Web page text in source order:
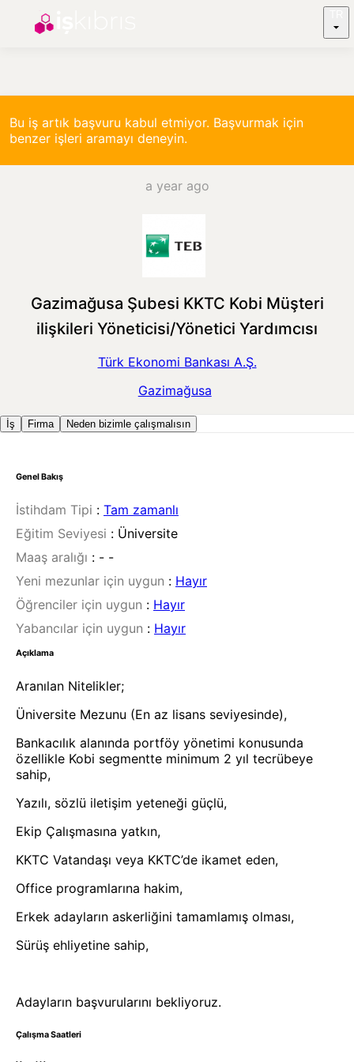
Bu iş artık başvuru kabul etmiyor. Başvurmak için
benzer işleri aramayı deneyin.
a year ago
Gazimağusa Şubesi KKTC Kobi Müşteri
ilişkileri Yöneticisi/Yönetici Yardımcısı
Türk Ekonomi Bankası A.Ş.
Gazimağusa
İş Firma Neden bizimle çalışmalısın
Genel Bakış
İstihdam Tipi : Tam zamanlı
Eğitim Seviyesi : Üniversite
Maaş aralığı : - -
Yeni mezunlar için uygun : Hayır
Öğrenciler için uygun : Hayır
Yabancılar için uygun : Hayır
Açıklama
Aranılan Nitelikler;
Üniversite Mezunu (En az lisans seviyesinde),
Bankacılık alanında portföy yönetimi konusunda
özellikle Kobi segmentte minimum 2 yıl tecrübeye
sahip,
Yazılı, sözlü iletişim yeteneği güçlü,
Ekip Çalışmasına yatkın,
KKTC Vatandaşı veya KKTC’de ikamet eden,
Office programlarına hakim,
Erkek adayların askerliğini tamamlamış olması,
Sürüş ehliyetine sahip,
Adayların başvurularını bekliyoruz.
Çalışma Saatleri